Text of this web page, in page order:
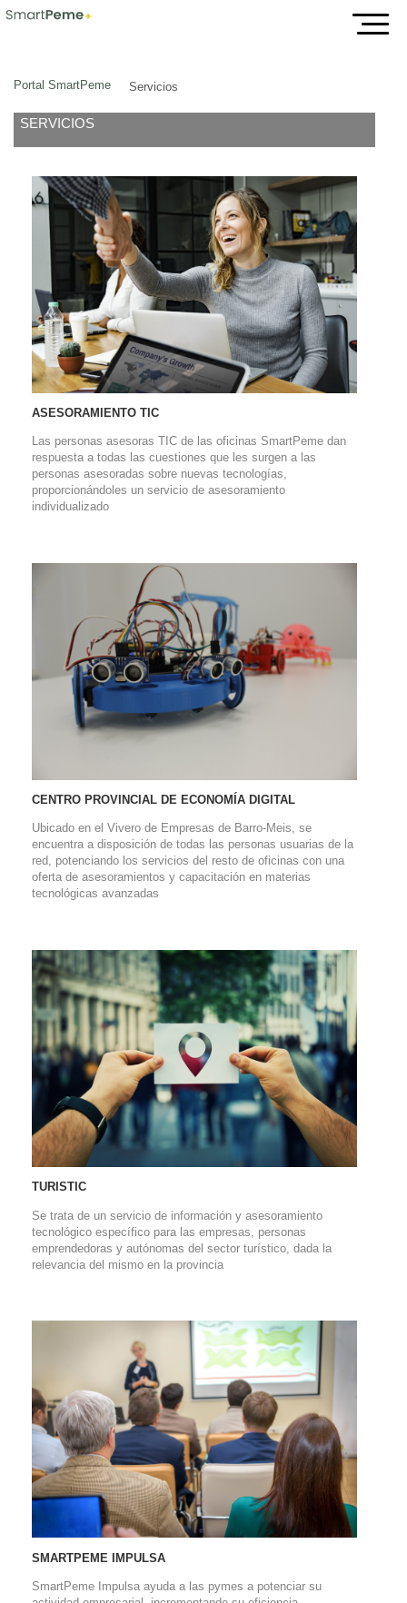
Servicios
Portal SmartPeme Servicios
SERVICIOS
ASESORAMIENTO TIC
Las personas asesoras TIC de las oficinas SmartPeme dan
respuesta a todas las cuestiones que les surgen a las
personas asesoradas sobre nuevas tecnologías,
proporcionándoles un servicio de asesoramiento
individualizado
CENTRO PROVINCIAL DE ECONOMÍA DIGITAL
Ubicado en el Vivero de Empresas de Barro-Meis, se
encuentra a disposición de todas las personas usuarias de la
red, potenciando los servicios del resto de oficinas con una
oferta de asesoramientos y capacitación en materias
tecnológicas avanzadas
TURISTIC
Se trata de un servicio de información y asesoramiento
tecnológico específico para las empresas, personas
emprendedoras y autónomas del sector turístico, dada la
relevancia del mismo en la provincia
SMARTPEME IMPULSA
SmartPeme Impulsa ayuda a las pymes a potenciar su